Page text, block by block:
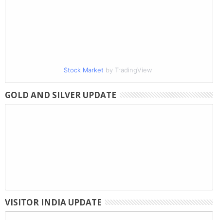
Stock Market by TradingView
GOLD AND SILVER UPDATE
VISITOR INDIA UPDATE